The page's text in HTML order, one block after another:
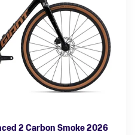
2 Carbon Smoke 2026